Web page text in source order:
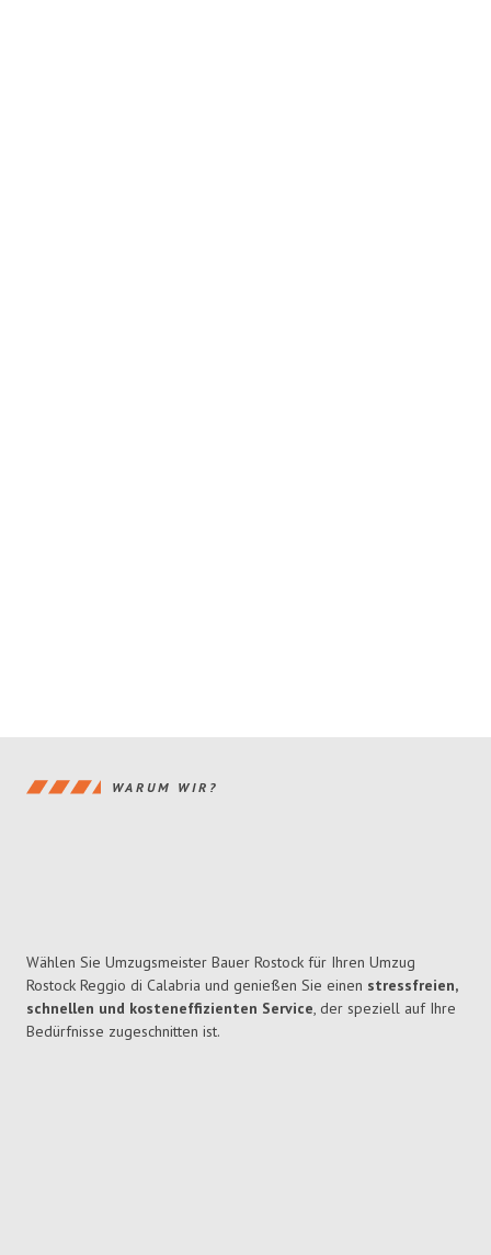
WARUM WIR?
Wählen Sie Umzugsmeister Bauer Rostock für Ihren Umzug
Rostock Reggio di Calabria und genießen Sie einen stressfreien,
schnellen und kosteneffizienten Service, der speziell auf Ihre
Bedürfnisse zugeschnitten ist.